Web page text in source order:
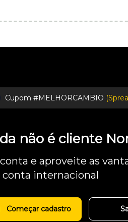
Cupom #MELHORCAMBIO
não é cliente
e aproveite as
conta internacional
Começar cadastro